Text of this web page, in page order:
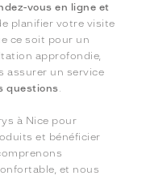
vous en ligne et
planifier votre visite
ce soit pour un
approfondie,
assurer un service
questions
à Nice pour
et bénéficier
et nous